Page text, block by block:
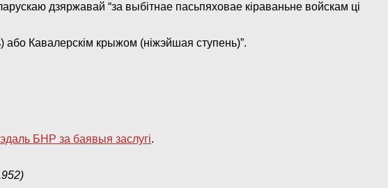
дзяржавай “за выбітнае пасьпяховае кіраваньне войскам ці
Кавалерскім крыжом (ніжэйшая ступень)”.
БНР за баявыя заслугі.